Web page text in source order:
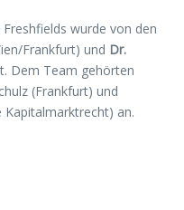
wurde von den
Frankfurt) und Dr.
Dem Team gehörten
(Frankfurt) und
Kapitalmarktrecht) an.